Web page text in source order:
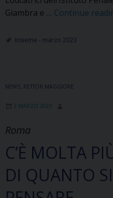
Giambra e … Continue
Insieme - marzo 2023
NEWS RETTOR MAGGIORE
2 MARZO 2023
Roma
C’È MOLTA
DI QUANTO